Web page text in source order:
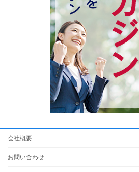
会社概要
お問い合わせ